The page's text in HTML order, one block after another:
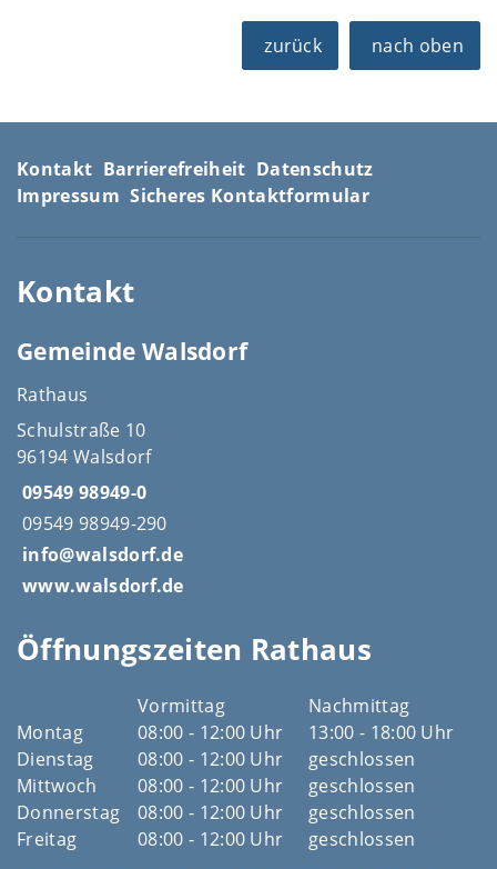
zurück nach oben
Kontakt Barrierefreiheit Datenschutz
Impressum Sicheres Kontaktformular
Kontakt
Gemeinde Walsdorf
Rathaus
Schulstraße 10
96194 Walsdorf
09549 98949-0
09549 98949-290
info@walsdorf.de
www.walsdorf.de
Öffnungszeiten Rathaus
Vormittag
Nachmittag
Montag
08:00 - 12:00 Uhr
13:00 - 18:00 Uhr
Dienstag
08:00 - 12:00 Uhr
geschlossen
Mittwoch
08:00 - 12:00 Uhr
geschlossen
Donnerstag
08:00 - 12:00 Uhr
geschlossen
Freitag
08:00 - 12:00 Uhr
geschlossen